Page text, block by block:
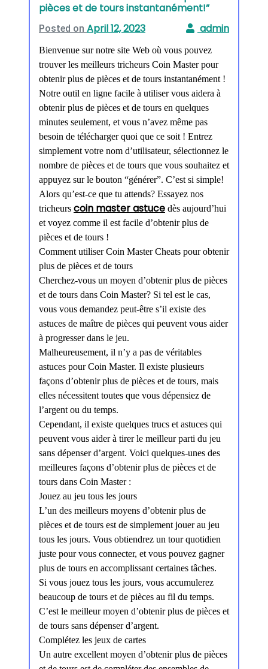
pièces et de tours instantanément!”
Posted on April 12, 2023
Bienvenue sur notre site Web où vous pouvez
trouver les meilleurs tricheurs Coin Master pour
obtenir plus de pièces et de tours instantanément !
Notre outil en ligne facile à utiliser vous aidera à
obtenir plus de pièces et de tours en quelques
minutes seulement, et vous n’avez même pas
besoin de télécharger quoi que ce soit ! Entrez
simplement votre nom d’utilisateur, sélectionnez le
nombre de pièces et de tours que vous souhaitez et
appuyez sur le bouton “générer”. C’est si simple!
Alors qu’est-ce que tu attends? Essayez nos
tricheurs coin master astuce dès aujourd’hui
et voyez comme il est facile d’obtenir plus de
pièces et de tours !
Comment utiliser Coin Master Cheats pour obtenir
plus de pièces et de tours
Cherchez-vous un moyen d’obtenir plus de pièces
et de tours dans Coin Master? Si tel est le cas,
vous vous demandez peut-être s’il existe des
astuces de maître de pièces qui peuvent vous aider
à progresser dans le jeu.
Malheureusement, il n’y a pas de véritables
astuces pour Coin Master. Il existe plusieurs
façons d’obtenir plus de pièces et de tours, mais
elles nécessitent toutes que vous dépensiez de
l’argent ou du temps.
Cependant, il existe quelques trucs et astuces qui
peuvent vous aider à tirer le meilleur parti du jeu
sans dépenser d’argent. Voici quelques-unes des
meilleures façons d’obtenir plus de pièces et de
tours dans Coin Master :
Jouez au jeu tous les jours
L’un des meilleurs moyens d’obtenir plus de
pièces et de tours est de simplement jouer au jeu
tous les jours. Vous obtiendrez un tour quotidien
juste pour vous connecter, et vous pouvez gagner
plus de tours en accomplissant certaines tâches.
Si vous jouez tous les jours, vous accumulerez
beaucoup de tours et de pièces au fil du temps.
C’est le meilleur moyen d’obtenir plus de pièces et
de tours sans dépenser d’argent.
Complétez les jeux de cartes
Un autre excellent moyen d’obtenir plus de pièces